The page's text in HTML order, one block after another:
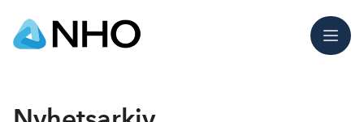
Meny